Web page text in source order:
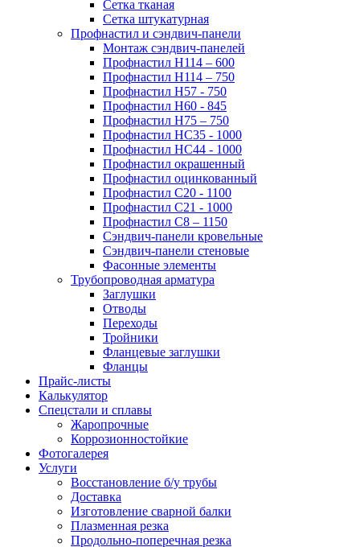
Сетка тканая
Сетка штукатурная
Профнастил и сэндвич-панели
Монтаж сэндвич-панелей
Профнастил Н114 – 600
Профнастил Н114 – 750
Профнастил Н57 - 750
Профнастил Н60 - 845
Профнастил Н75 – 750
Профнастил НС35 - 1000
Профнастил НС44 - 1000
Профнастил окрашенный
Профнастил оцинкованный
Профнастил С20 - 1100
Профнастил С21 - 1000
Профнастил С8 – 1150
Сэндвич-панели кровельные
Сэндвич-панели стеновые
Фасонные элементы
Трубопроводная арматура
Заглушки
Отводы
Переходы
Тройники
Фланцевые заглушки
Фланцы
Прайс-листы
Калькулятор
Спецстали и сплавы
Жаропрочные
Коррозионностойкие
Фотогалерея
Услуги
Восстановление б/у трубы
Доставка
Изготовление сварной балки
Плазменная резка
Продольно-поперечная резка